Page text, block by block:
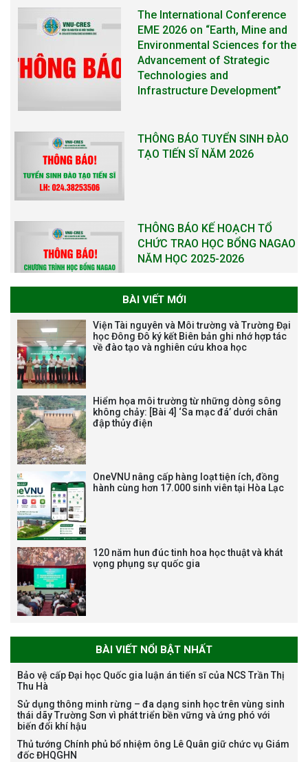
The International Conference
EME 2026 on “Earth, Mine and
Environmental Sciences for the
Advancement of Strategic
Technologies and
Infrastructure Development”
THÔNG BÁO TUYỂN SINH ĐÀO
TẠO TIẾN SĨ NĂM 2026
THÔNG BÁO KẾ HOẠCH TỔ
CHỨC TRAO HỌC BỔNG NAGAO
NĂM HỌC 2025-2026
THƯ CẢM ƠN LỄ KỶ NIỆM 40
NĂM XÂY DỰNG VÀ PHÁT TRIỂN
VIỆN (1985-2025) VÀ ĐÓN
vị trí việc làm chức danh nghề
nghiệp chuyên môn dùng
Bảo vệ luận án tiến sĩ của NCS
Nguyễn Thế Thông
BÀI VIẾT MỚI
Viện Tài nguyên và Môi trường và Trường Đại
học Đông Đô ký kết Biên bản ghi nhớ hợp tác
về đào tạo và nghiên cứu khoa học
Hiểm họa môi trường từ những dòng sông
không chảy: [Bài 4] ‘Sa mạc đá’ dưới chân
đập thủy điện
OneVNU nâng cấp hàng loạt tiện ích, đồng
hành cùng hơn 17.000 sinh viên tại Hòa Lạc
120 năm hun đúc tinh hoa học thuật và khát
vọng phụng sự quốc gia
BÀI VIẾT NỔI BẬT NHẤT
Bảo vệ cấp Đại học Quốc gia luận án tiến sĩ của NCS Trần Thị
Thu Hà
Sử dụng thông minh rừng – đa dạng sinh học trên vùng sinh
thái dãy Trường Sơn vì phát triển bền vững và ứng phó với
biến đổi khí hậu
Thủ tướng Chính phủ bổ nhiệm ông Lê Quân giữ chức vụ Giám
đốc ĐHQGHN